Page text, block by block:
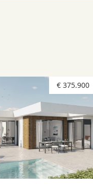
€ 375.900